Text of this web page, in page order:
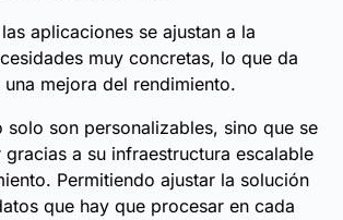
aplicaciones se ajustan a la
muy concretas, lo que da
mejora del rendimiento.
solo son personalizables, sino que se
gracias a su infraestructura escalable
Permitiendo ajustar la solución
que hay que procesar en cada